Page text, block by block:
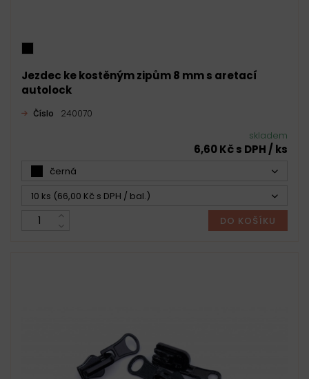
Jezdec ke kostěným zipům 8 mm s aretací
autolock
Číslo 240070
skladem
6,60 Kč s DPH / ks
černá
10 ks (66,00 Kč s DPH / bal.)
DO KOŠÍKU